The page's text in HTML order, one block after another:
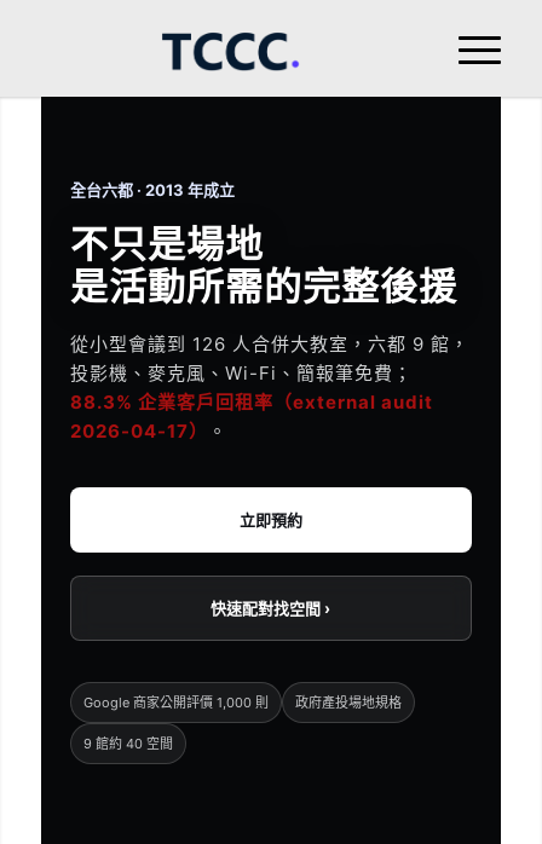
全台六都 · 2013 年成立
不只是場地
是活動所需的完整後援
從小型會議到 126 人合併大教室，六都 9 館，
投影機、麥克風、Wi-Fi、簡報筆免費；
88.3% 企業客戶回租率（external audit
2026-04-17）
。
立即預約
快速配對找空間 ›
Google 商家公開評價 1,000 則 政府產投場地規格
9 館約 40 空間